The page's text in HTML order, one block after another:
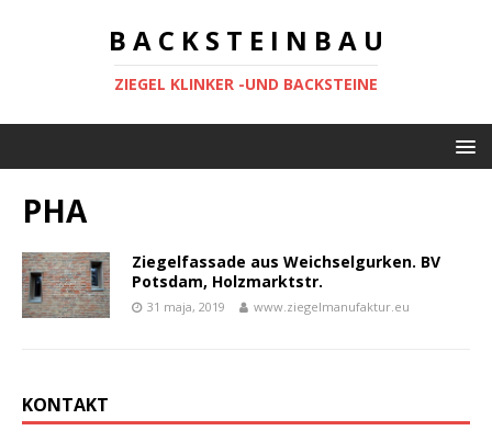
B A C K S T E I N B A U
ZIEGEL KLINKER -UND BACKSTEINE
PHA
Ziegelfassade aus Weichselgurken. BV
Potsdam, Holzmarktstr.
31 maja, 2019 www.ziegelmanufaktur.eu
KONTAKT